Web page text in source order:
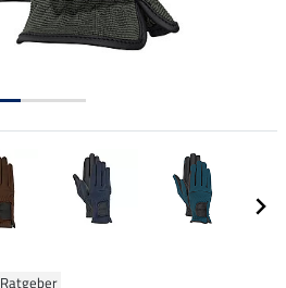
Ratgeber